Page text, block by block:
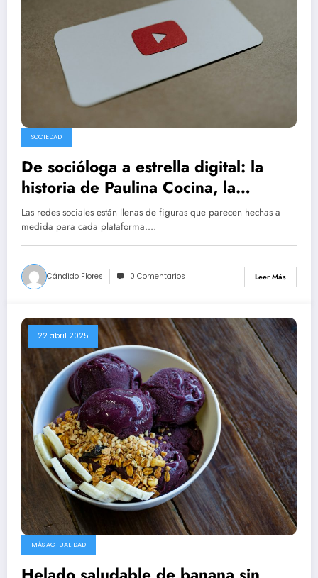
SOCIEDAD
De socióloga a estrella digital: la
historia de Paulina Cocina, la
youtuber que no se llama Paulina ni
es chef
Las redes sociales están llenas de figuras que parecen hechas a
medida para cada plataforma.…
Cándido Flores 0 Comentarios Leer Más
22 abril 2025
MÁS ACTUALIDAD